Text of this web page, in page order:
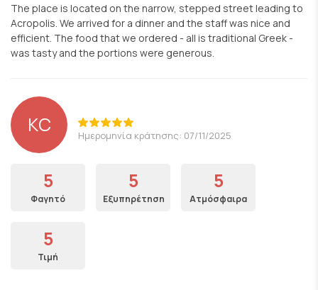
The place is located on the narrow, stepped street leading to
Acropolis. We arrived for a dinner and the staff was nice and
efficient. The food that we ordered - all is traditional Greek -
was tasty and the portions were generous.
KC Ημερομηνία κράτησης: 07/11/2025
5
Φαγητό
5
Εξυπηρέτηση
5
Ατμόσφαιρα
5
Τιμή